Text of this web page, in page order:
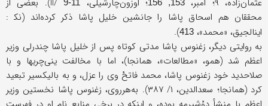
عثمان‌زاده، ۹؛ امبر،
153, 156 ؛ اوزون‌چارشیلی، II/ 9-11
). بعضی از
محققان هم اسحاق پاشا را جانشین خلیل پاشا ذکر کرده‌اند (نک‍ :
اینالجیق، «محمد»، 413
).
به روایتی دیگر، زغنوس‌ پاشا مدتی کوتاه پس از خلیل‌ پاشا چندرلی وزیر
اعظم شد (همو، «مطالعات»، همانجا)، اما با مخالفت ینی‌چریها و با
صلاحدید خود زغنوس ‌پاشا، محمد فاتحْ وی را عزل، و به بالیکسیر تبعید
کرد (همانجا؛ سعدالدین، ۱/ ۳۸۷). به‌هر‌روی، زغنوس‌ پاشا نخستین وزیر